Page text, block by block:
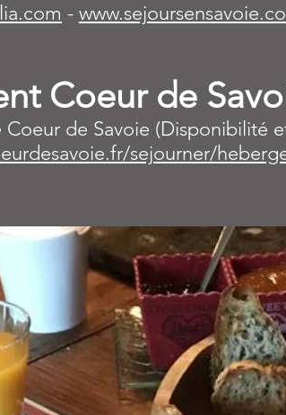
-
Coeur de
de Savoie (Disponibilité
sejourner/